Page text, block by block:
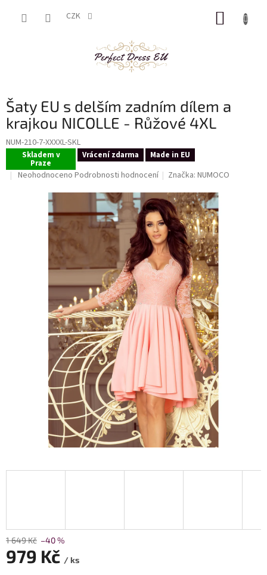
CZK
Šaty EU s delším zadním dílem a
krajkou NICOLLE - Růžové 4XL
NUM-210-7-XXXXL-SKL
Skladem v
Praze
Vrácení zdarma Made in EU
Průměrné
produktu
hvězdiček.
Neohodnoceno Podrobnosti hodnocení Značka:NUMOCO
1 649 Kč –40 %
979 Kč / ks